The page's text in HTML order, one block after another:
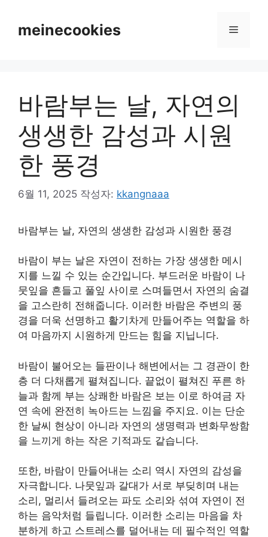
meinecookies 메
바람부는 날, 자연의
생생한 감성과 시원
한 풍경
6월 11, 2025 작성자: kkangnaaa
바람부는 날, 자연의 생생한 감성과 시원한 풍경
바람이 부는 날은 자연이 전하는 가장 생생한 메시
지를 느낄 수 있는 순간입니다. 부드러운 바람이 나
뭇잎을 흔들고 풀잎 사이로 스며들면서 자연의 숨결
을 고스란히 전해줍니다. 이러한 바람은 주변의 풍
경을 더욱 선명하고 활기차게 만들어주는 역할을 하
여 마음까지 시원하게 만드는 힘을 지닙니다.
바람이 불어오는 들판이나 해변에서는 그 경관이 한
층 더 다채롭게 펼쳐집니다. 끝없이 펼쳐진 푸른 하
늘과 함께 부는 상쾌한 바람은 보는 이로 하여금 자
연 속에 완전히 녹아드는 느낌을 주지요. 이는 단순
한 날씨 현상이 아니라 자연의 생명력과 변화무쌍함
을 느끼게 하는 작은 기적과도 같습니다.
또한, 바람이 만들어내는 소리 역시 자연의 감성을
자극합니다. 나뭇잎과 갈대가 서로 부딪히며 내는
소리, 멀리서 들려오는 파도 소리와 섞여 자연이 전
하는 음악처럼 들립니다. 이러한 소리는 마음을 차
분하게 하고 스트레스를 덜어내는 데 필수적인 역할